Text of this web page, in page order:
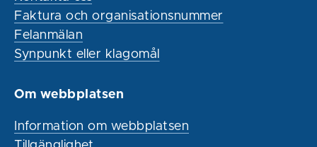
Faktura och organisationsnummer
Felanmälan
Synpunkt eller klagomål
Om webbplatsen
Information om webbplatsen